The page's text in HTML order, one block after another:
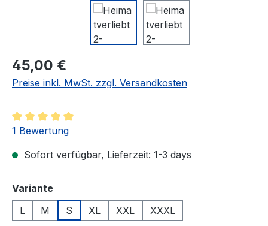
Regulärer Preis:
45,00 €
Preise inkl. MwSt. zzgl. Versandkosten
Durchschnittliche Bewertung von 5 von 5 Sternen
1 Bewertung
Sofort verfügbar, Lieferzeit: 1-3 days
Varianteauswählen
L
M S XL XXL XXXL